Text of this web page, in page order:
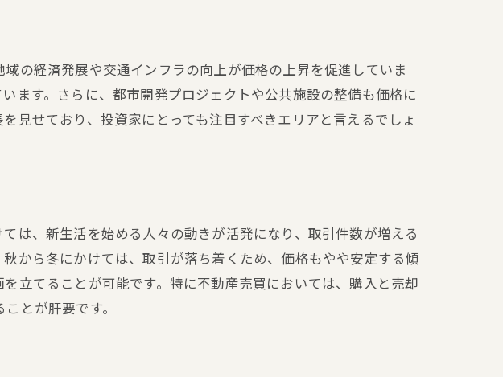
投資戦略
動産投資のすすめ
の関連性
産投資の可能性
買の動向
不動産価格予測
の経済発展や交通インフラの向上が価格の上昇を促進していま
ます。さらに、都市開発プロジェクトや公共施設の整備も価格に
見せており、投資家にとっても注目すべきエリアと言えるでしょ
は、新生活を始める人々の動きが活発になり、取引件数が増える
から冬にかけては、取引が落ち着くため、価格もやや安定する傾
立てることが可能です。特に不動産売買においては、購入と売却
とが肝要です。